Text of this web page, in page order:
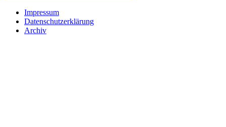
Impressum
Datenschutzerklärung
Archiv